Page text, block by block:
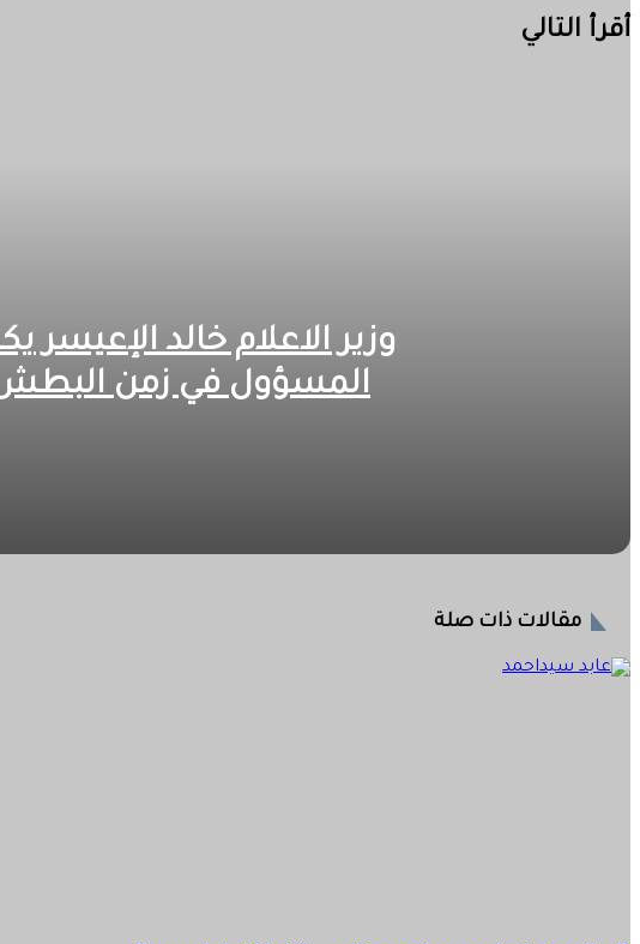
فيسبوك
‫X
ماسنجر
ماسنجر
واتساب
تيلقرام
مشاركة
عبر
طباعة
أقرأ التالي
وزير الاعلام خالد
المسؤول في زمن البطش
2026-08-06
مقالات ذات صلة